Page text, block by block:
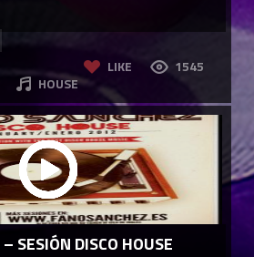
LIKE 1545
HOUSE
SESIÓN DISCO HOUSE